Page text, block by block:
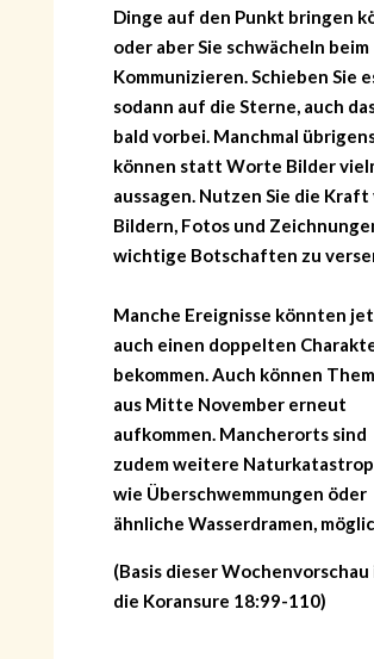
Dinge auf den Punkt bringen
oder aber Sie schwächeln beim
Kommunizieren. Schieben Sie
sodann auf die Sterne, auch
bald vorbei. Manchmal
können statt Worte Bilder
aussagen. Nutzen Sie die Kraft
Bildern, Fotos und
wichtige Botschaften zu
Manche Ereignisse könnten
auch einen doppelten
bekommen. Auch können
aus Mitte November erneut
aufkommen. Mancherorts sind
zudem weitere
wie Überschwemmungen öder
ähnliche Wasserdramen,
(Basis dieser Wochenvorschau
die Koransure 18:99-110)